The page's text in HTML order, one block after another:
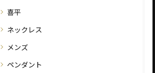
喜平
ネックレス
メンズ
ペンダント